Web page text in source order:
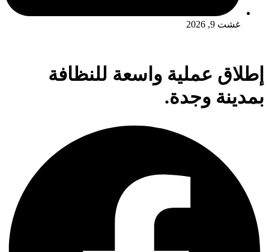
غشت 9, 2026
إطلاق عملية واسعة للنظافة
بمدينة وجدة.